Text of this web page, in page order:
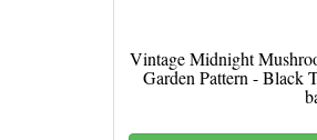
Vintage Midnight
Garden Pattern - Black